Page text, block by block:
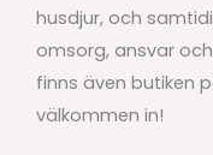
husdjur, och
omsorg, ansvar
finns även butiken
välkommen in!